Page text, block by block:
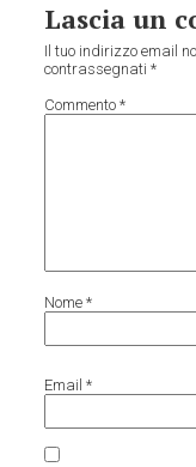
Lascia un
Il tuo indirizzo email
contrassegnati*
Commento*
Nome*
Email*